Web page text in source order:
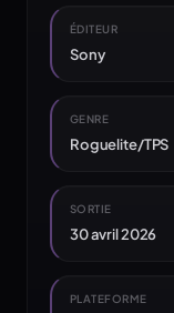
ÉDITEUR
Sony
GENRE
Roguelite/TPS
SORTIE
30 avril 2026
PLATEFORME